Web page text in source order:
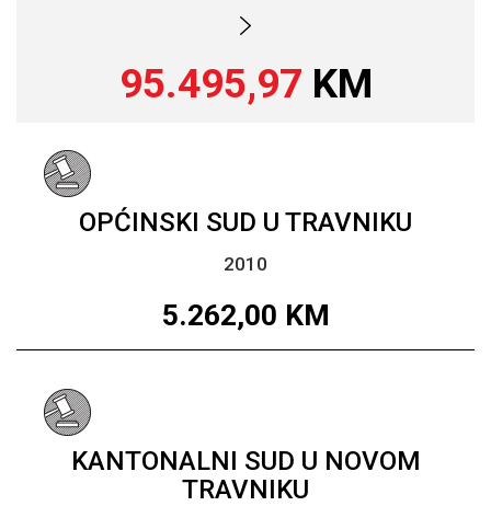
95.495,97 KM
OPĆINSKI SUD U TRAVNIKU
2010
5.262,00 KM
KANTONALNI SUD U NOVOM
TRAVNIKU